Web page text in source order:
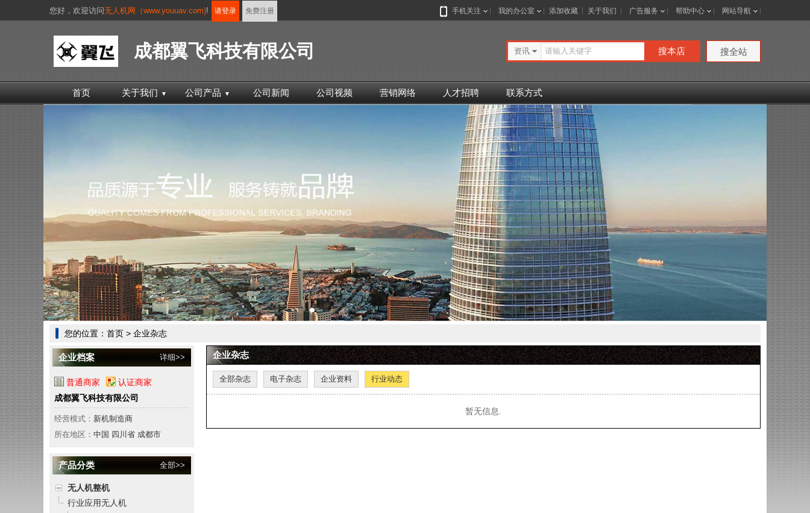
您好， 欢迎访问无人机网（www.youuav.com)! 请登录 免费注册 手机关注 我的办公室 添加收藏 关于我们 广告服务 帮助中心 网站导航
成都翼飞科技有限公司 资讯 搜本店 搜全站
首页 关于我们 ▼ 公司产品 ▼ 公司新闻 公司视频 营销网络 人才招聘 联系方式
您的位置： 首页 > 企业杂志
企业档案 详细>>
普通商家
认证商家
成都翼飞科技有限公司
经营模式： 新机制造商
所在地区： 中国 四川省 成都市
产品分类 全部>>
无人机整机
行业应用无人机
企业杂志
全部杂志 电子杂志 企业资料 行业动态
暂无信息.